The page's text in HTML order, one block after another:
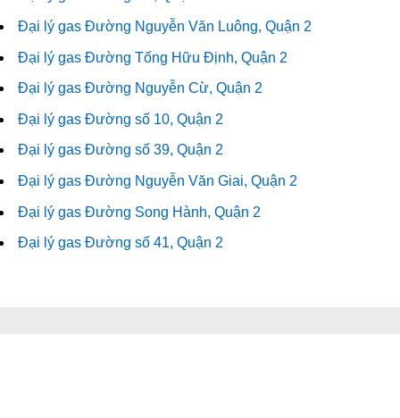
Đại lý gas Đường Nguyễn Văn Luông, Quận 2
Đại lý gas Đường Tống Hữu Định, Quận 2
Đại lý gas Đường Nguyễn Cừ, Quận 2
Đại lý gas Đường số 10, Quận 2
Đại lý gas Đường số 39, Quận 2
Đại lý gas Đường Nguyễn Văn Giai, Quận 2
Đại lý gas Đường Song Hành, Quận 2
Đại lý gas Đường số 41, Quận 2